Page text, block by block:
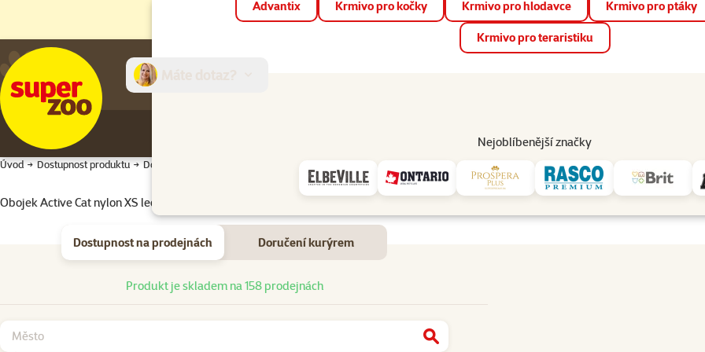
📱 Stáhněte si novou aplikaci Super zoo.Více informací
Advantix Krmivo pro kočky Krmivo pro hlodavce Krmivo pro ptáky
Krmivo pro teraristiku
Nejoblíbenější značky
Prodejny Služby
Úvod Dostupnost produktu Dostupnost produktu
Dostupnost a doručení
Obojek Active Cat nylon XS leopard růžový 1x19-31cm
Dostupnost na prodejnách Doručení kurýrem
Dostupnost na prodejnáchProdukt je skladem na 158 prodejnách
Najít